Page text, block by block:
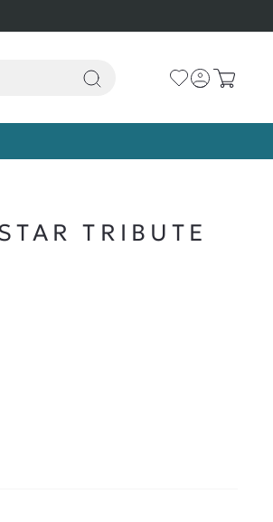
AGREGAR AL CARRO
TRIBUTE